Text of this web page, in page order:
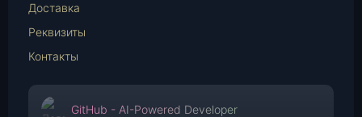
Доставка
Реквизиты
Контакты
GitHub - AI-Powered Developer